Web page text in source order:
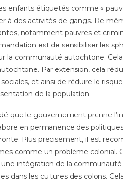
enfants étiquetés comme «
à des activités de gangs. De
notamment pauvres et
est de sensibiliser les
la communauté autochtone.
Par extension, cela
et ainsi de réduire le
de la population.
que le gouvernement prenne
en permanence des
Plus précisément, il est
comme un problème colonial.
intégration de la communauté
dans les cultures des colons.